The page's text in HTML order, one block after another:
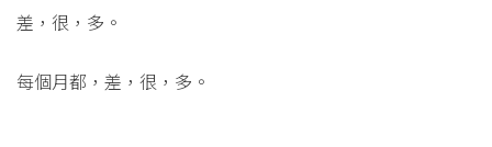
差，很，多。
每個月都，差，很，多。